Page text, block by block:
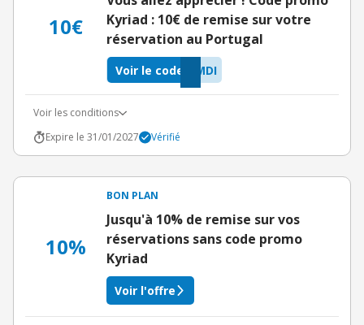
10€
Kyriad : 10€ de remise sur votre
réservation au Portugal
MDI
Voir le code
Voir les conditions
Expire le 31/01/2027
Vérifié
10%
BON PLAN
Jusqu'à 10% de remise sur vos
réservations sans code promo
Kyriad
Voir l'offre